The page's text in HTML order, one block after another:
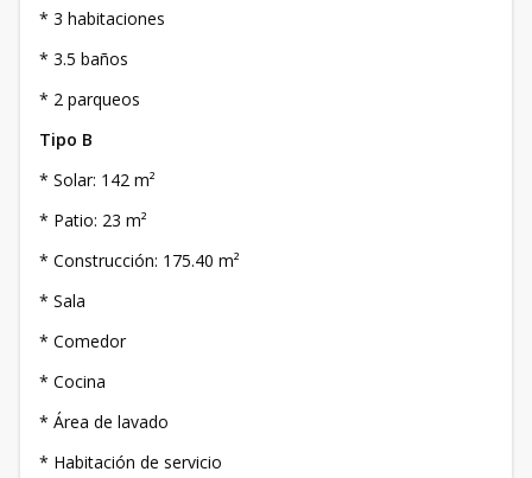
* 3 habitaciones
* 3.5 baños
* 2 parqueos
Tipo B
* Solar: 142 m²
* Patio: 23 m²
* Construcción: 175.40 m²
* Sala
* Comedor
* Cocina
* Área de lavado
* Habitación de servicio